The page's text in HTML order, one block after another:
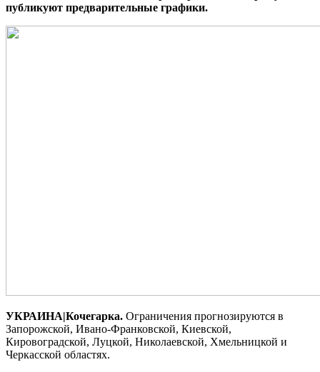
публикуют предварительные графики.
УКРАИНА|Кочегарка. Ограничения прогнозируются в
Запорожской, Ивано-Франковской, Киевской,
Кировоградской, Луцкой, Николаевской, Хмельницкой и
Черкасской областях.